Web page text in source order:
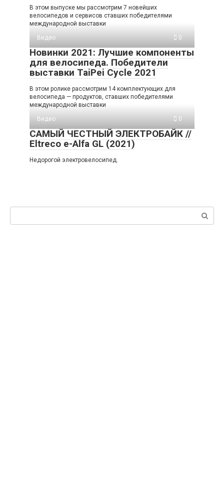
В этом выпуске мы рассмотрим 7 новейших
велосипедов и сервисов ставших победителями
международной выставки
Видео
0
Новинки 2021: Лучшие компоненты
для велосипеда. Победители
выставки TaiPei Cycle 2021
В этом ролике рассмотрим 14 комплектующих для
велосипеда — продуктов, ставших победителями
международной выставки
Видео
0
САМЫЙ ЧЕСТНЫЙ ЭЛЕКТРОБАЙК //
Eltreco e-Alfa GL (2021)
Недорогой электровелосипед.